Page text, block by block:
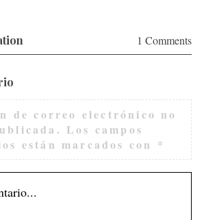
1 Comments
de correo electrónico no
Los campos
están marcados con *